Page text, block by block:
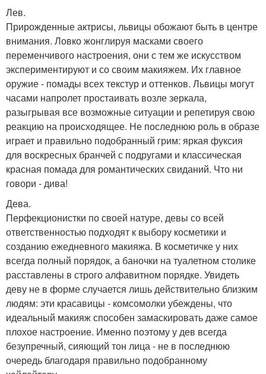
Лев.
Прирожденные актрисы, львицы обожают быть в центре
внимания. Ловко жонглируя масками своего
переменчивого настроения, они с тем же искусством
экспериментируют и со своим макияжем. Их главное
оружие - помады всех текстур и оттенков. Львицы могут
часами напролет простаивать возле зеркала,
разыгрывая все возможные ситуации и репетируя свою
реакцию на происходящее. Не последнюю роль в образе
играет и правильно подобранный грим: яркая фуксия
для воскресных бранчей с подругами и классическая
красная помада для романтических свиданий. Что ни
говори - дива!
Дева.
Перфекционистки по своей натуре, девы со всей
ответственностью подходят к выбору косметики и
созданию ежедневного макияжа. В косметичке у них
всегда полный порядок, а баночки на туалетном столике
расставлены в строго алфавитном порядке. Увидеть
деву не в форме случается лишь действительно близким
людям: эти красавицы - комсомолки убеждены, что
идеальный макияж способен замаскировать даже самое
плохое настроение. Именно поэтому у дев всегда
безупречный, сияющий тон лица - не в последнюю
очередь благодаря правильно подобранному